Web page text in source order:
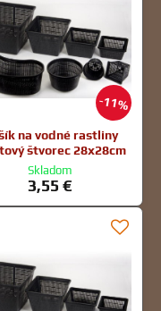
11%
na vodné rastliny
štvorec 28x28cm
Skladom
3,55 €